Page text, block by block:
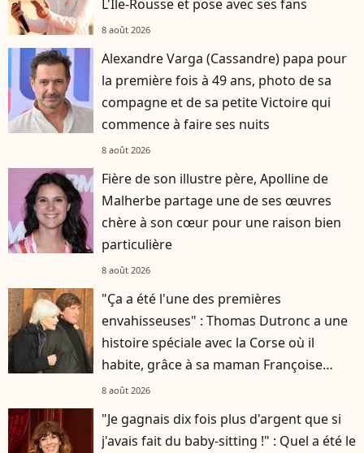
L'Île-Rousse et pose avec ses fans
8 août 2026
Alexandre Varga (Cassandre) papa pour
la première fois à 49 ans, photo de sa
compagne et de sa petite Victoire qui
commence à faire ses nuits
8 août 2026
Fière de son illustre père, Apolline de
Malherbe partage une de ses œuvres
chère à son cœur pour une raison bien
particulière
8 août 2026
"Ça a été l'une des premières
envahisseuses" : Thomas Dutronc a une
histoire spéciale avec la Corse où il
habite, grâce à sa maman Françoise
Hardy
8 août 2026
"Je gagnais dix fois plus d'argent que si
j'avais fait du baby-sitting !" : Quel a été le